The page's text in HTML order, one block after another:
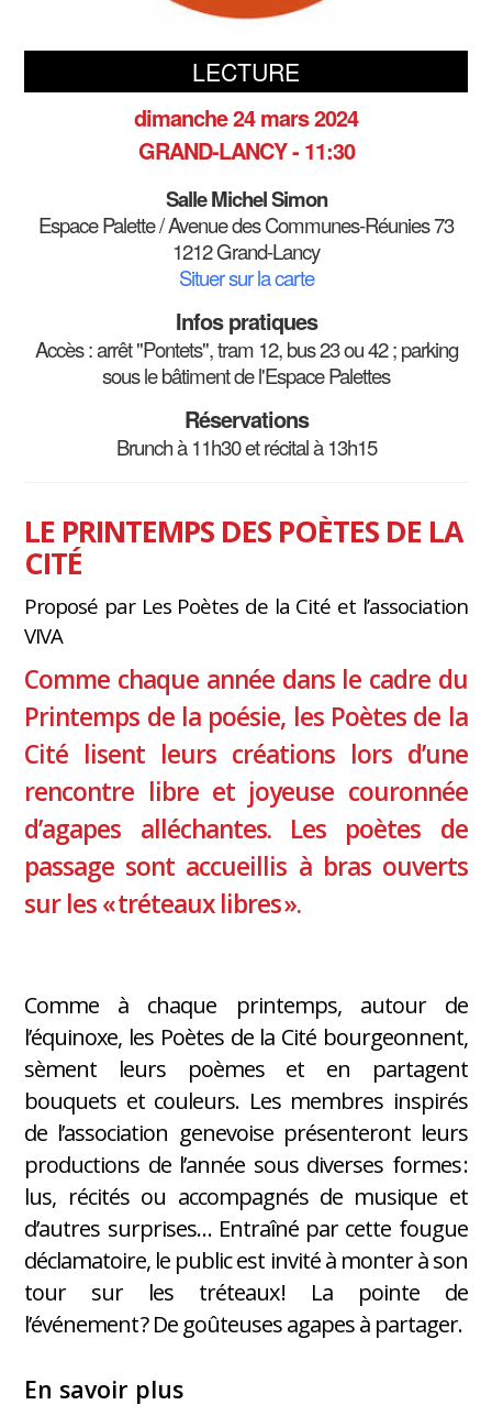
LECTURE
dimanche 24 mars 2024
GRAND-LANCY - 11:30
Salle Michel Simon
Espace Palette / Avenue des Communes-Réunies 73
1212 Grand-Lancy
Situer sur la carte
Infos pratiques
Accès : arrêt "Pontets", tram 12, bus 23 ou 42 ; parking
sous le bâtiment de l'Espace Palettes
Réservations
Brunch à 11h30 et récital à 13h15
LE PRINTEMPS DES POÈTES DE LA
CITÉ
Proposé par Les Poètes de la Cité et l’association
VIVA
Comme chaque année dans le cadre du
Printemps de la poésie, les Poètes de la
Cité lisent leurs créations lors d’une
rencontre libre et joyeuse couronnée
d’agapes alléchantes. Les poètes de
passage sont accueillis à bras ouverts
sur les « tréteaux libres ».
Comme à chaque printemps, autour de
l’équinoxe, les Poètes de la Cité bourgeonnent,
sèment leurs poèmes et en partagent
bouquets et couleurs. Les membres inspirés
de l’association genevoise présenteront leurs
productions de l’année sous diverses formes :
lus, récités ou accompagnés de musique et
d’autres surprises… Entraîné par cette fougue
déclamatoire, le public est invité à monter à son
tour sur les tréteaux ! La pointe de
l’événement ? De goûteuses agapes à partager.
En savoir plus